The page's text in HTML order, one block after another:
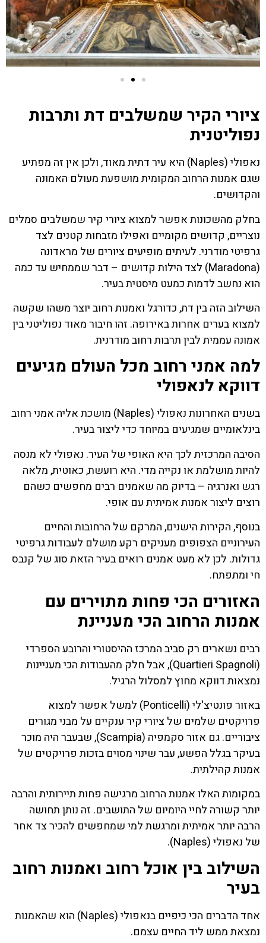
ציורי הקיר שמשלבים דת ותרבות
נפוליטנית
נאפולי (Naples) היא עיר דתית מאוד, ולכן אין זה מפתיע
שגם אמנות הרחוב המקומית מושפעת מעולם האמונה
והקדושים.
בחלק מהשכונות אפשר למצוא ציורי קיר שמשלבים סמלים
נוצריים, קדושים מקומיים ואפילו מזבחות קטנים לצד
גרפיטי מודרני. לעיתים מופיעים ציורים של מראדונה
(Maradona) לצד הילות קדושים – דבר שממחיש עד כמה
הוא נחשב לדמות כמעט מיסטית בעיר.
השילוב הזה בין דת, כדורגל ואמנות רחוב יוצר משהו שקשה
למצוא בערים אחרות באירופה. זהו חיבור מאוד נפוליטני בין
אמונה עממית לבין תרבות רחוב מודרנית.
למה אמני רחוב מכל העולם מגיעים
דווקא לנאפולי
בשנים האחרונות נאפולי (Naples) מושכת אליה אמני רחוב
בינלאומיים שמגיעים במיוחד כדי ליצור בעיר.
הסיבה המרכזית לכך היא האופי של העיר. נאפולי לא מנסה
להיות מושלמת או נקייה מדי. היא רועשת, כאוטית, מלאה
רגש ואנרגיה – בדיוק מה שאמנים רבים מחפשים כשהם
רוצים ליצור אמנות אמיתית עם אופי.
בנוסף, הקירות הישנים, המרקם של הרחובות והחיים
העירוניים הצפופים מעניקים רקע מושלם לעבודות גרפיטי
גדולות. לכן לא מעט אמנים רואים בעיר הזאת סוג של קנבס
חי ומתפתח.
האזורים הכי פחות מתוירים עם
אמנות הרחוב הכי מעניינת
רבים נשארים רק סביב המרכז ההיסטורי והרובע הספרדי
(Quartieri Spagnoli), אבל חלק מהעבודות הכי מעניינות
נמצאות דווקא מחוץ למסלול הרגיל.
באזור פונטיצ'לי (Ponticelli) למשל אפשר למצוא
פרויקטים שלמים של ציורי קיר ענקיים על מבני מגורים
ציבוריים. גם אזור סקמפיה (Scampia), שבעבר היה מוכר
בעיקר בגלל הפשע, עבר שינוי מסוים בזכות פרויקטים של
אמנות קהילתית.
במקומות האלו אמנות הרחוב מרגישה פחות תיירותית והרבה
יותר קשורה לחיי היומיום של התושבים. זה נותן תחושה
הרבה יותר אמיתית ומרגשת למי שמחפשים להכיר צד אחר
של נאפולי (Naples).
השילוב בין אוכל רחוב ואמנות רחוב
בעיר
אחד הדברים הכי כיפיים בנאפולי (Naples) הוא שהאמנות
נמצאת ממש ליד החיים עצמם.